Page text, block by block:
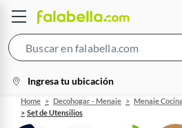
Bar
location-
icon
Ingresa tu ubicación
Home Decohogar - Menaje Menaje Cocina
Set de Utensilios